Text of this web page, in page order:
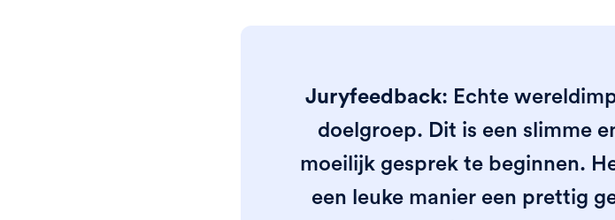
Juryfeedback: Echte
doelgroep. Dit is een slimme
moeilijk gesprek te beginnen.
een leuke manier een prettig